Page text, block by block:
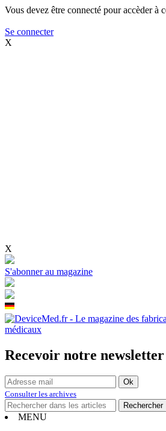
Vous devez être connecté pour accèder à
Se connecter
X
X
S'abonner au magazine
Recevoir notre newsletter
Consulter les archives
MENU